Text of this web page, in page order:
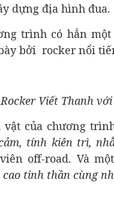
dựng địa hình đua.
trình có hẳn một
bởi rocker nổi
Rocker Viết Thanh
vật của chương
tính kiên trì,
off-road. Và
cao tinh thần cùng